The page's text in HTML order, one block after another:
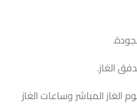
الغاز.
الغاز المباشر وساعات الغاز